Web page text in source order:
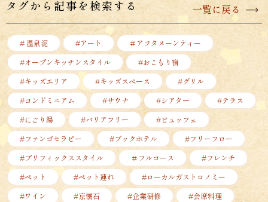
タグから記事を検索する 一覧に戻る
# 温泉泥 #アート
＃アフタヌーンティー
#オープンキッチンスタイル
#おこもり宿
#キッズエリア
#キッズスペース
#グリル
#コンドミニアム
#サウナ #シアター
#テラス
#にごり湯
#バリアフリー
#ビュッフェ
#ファンゴセラピー
#ブックホテル
#フリーフロー
#プリフィックススタイル
＃フルコース
#フレンチ
#ペット
#ペット連れ
#ローカルガストロノミー
#ワイン
#京懐石 #企業研修
#会席料理